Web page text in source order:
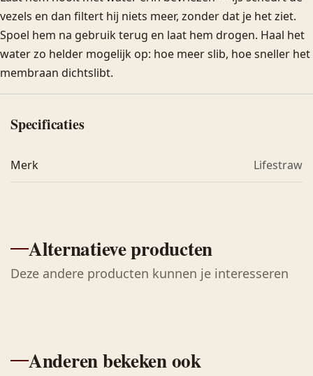
vezels en dan filtert hij niets meer, zonder dat je het ziet.
Spoel hem na gebruik terug en laat hem drogen. Haal het
water zo helder mogelijk op: hoe meer slib, hoe sneller het
membraan dichtslibt.
Specificaties
Merk Lifestraw
Alternatieve producten
Deze andere producten kunnen je interesseren
Anderen bekeken ook